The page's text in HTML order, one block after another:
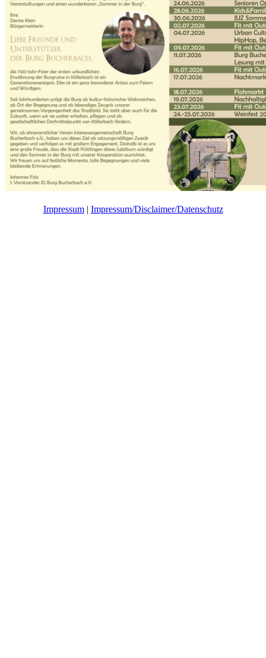
Impressum| Impressum/Disclaimer/Datenschutz